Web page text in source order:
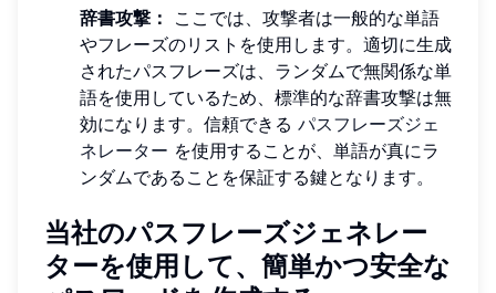
辞書攻撃：
ここでは、攻撃者は一般的な単語
やフレーズのリストを使用します。適切に生成
されたパスフレーズは、ランダムで無関係な単
語を使用しているため、標準的な辞書攻撃は無
効になります。信頼できる パスフレーズジェ
ネレーター を使用することが、単語が真にラ
ンダムであることを保証する鍵となります。
当社のパスフレーズジェネレー
ターを使用して、簡単かつ安全な